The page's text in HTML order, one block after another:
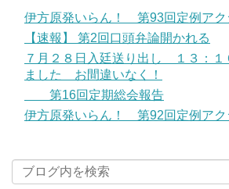
伊方原発いらん！ 第93回定例ア
【速報】 第2回口頭弁論開かれる
７月２８日入廷送り出し １３：１
ました お間違いなく！
第16回定期総会報告
伊方原発いらん！ 第92回定例ア